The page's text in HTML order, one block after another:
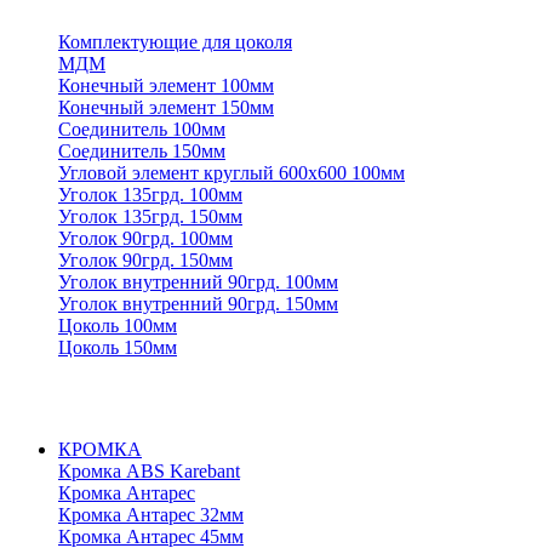
Комплектующие для цоколя
МДМ
Конечный элемент 100мм
Конечный элемент 150мм
Соединитель 100мм
Соединитель 150мм
Угловой элемент круглый 600х600 100мм
Уголок 135грд. 100мм
Уголок 135грд. 150мм
Уголок 90грд. 100мм
Уголок 90грд. 150мм
Уголок внутренний 90грд. 100мм
Уголок внутренний 90грд. 150мм
Цоколь 100мм
Цоколь 150мм
КРОМКА
Кромка ABS Karebant
Кромка Антарес
Кромка Антарес 32мм
Кромка Антарес 45мм